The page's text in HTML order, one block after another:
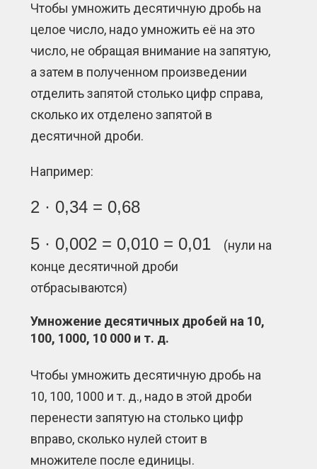
Чтобы умножить десятичную дробь на
целое число, надо умножить её на это
число, не обращая внимание на запятую,
а затем в полученном произведении
отделить запятой столько цифр справа,
сколько их отделено запятой в
десятичной дроби.
Например:
2 · 0,34 = 0,68
5 · 0,002 = 0,010 = 0,01
(нули на
конце десятичной дроби
отбрасываются)
Умножение десятичных дробей на 10,
100, 1000, 10 000 и т. д.
Чтобы умножить десятичную дробь на
10, 100, 1000 и т. д., надо в этой дроби
перенести запятую на столько цифр
вправо, сколько нулей стоит в
множителе после единицы.